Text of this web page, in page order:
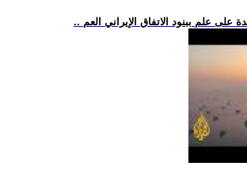
على علم ببنود الاتفاق الإيراني العم